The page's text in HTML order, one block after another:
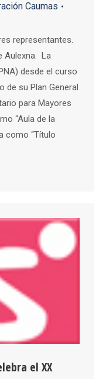
Caumas
representantes.
Aulexna. La
desde el curso
de su Plan General
para Mayores
“Aula de la
como “Título
el XX